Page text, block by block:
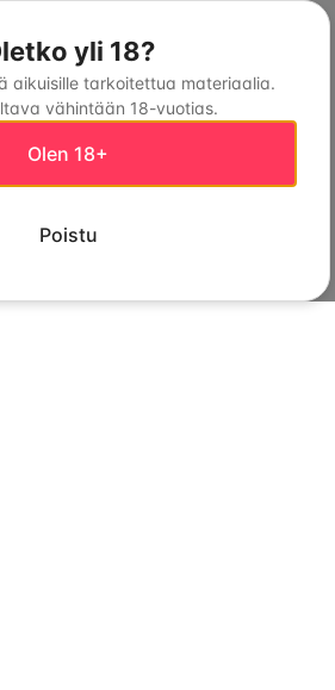
yli 18?
aikuisille tarkoitettua materiaalia.
vähintään 18-vuotias.
Olen 18+
Poistu